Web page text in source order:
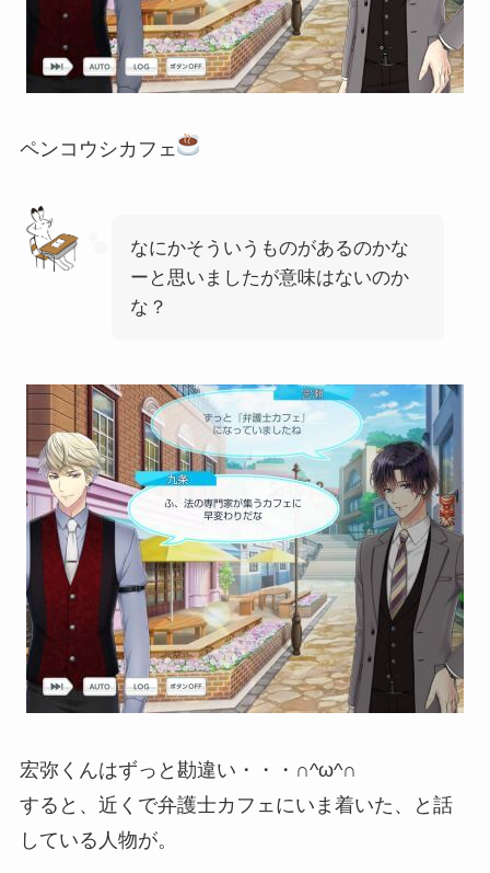
ペンコウシカフェ
なにかそういうものがあるのかな
ーと思いましたが意味はないのか
な？
宏弥くんはずっと勘違い・・・∩^ω^∩
すると、近くで弁護士カフェにいま着いた、と話
している人物が。